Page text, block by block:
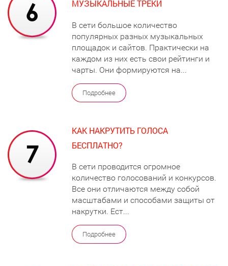
МУЗЫКАЛЬНЫЕ ТРЕКИ
В сети большое количество
популярных разных музыкальных
площадок и сайтов. Практически на
каждом из них есть свои рейтинги и
чарты. Они формируются на...
Подробнее
КАК НАКРУТИТЬ ГОЛОСА
БЕСПЛАТНО?
В сети проводится огромное
количество голосований и конкурсов.
Все они отличаются между собой
масштабами и способами защиты от
накрутки. Ест...
Подробнее